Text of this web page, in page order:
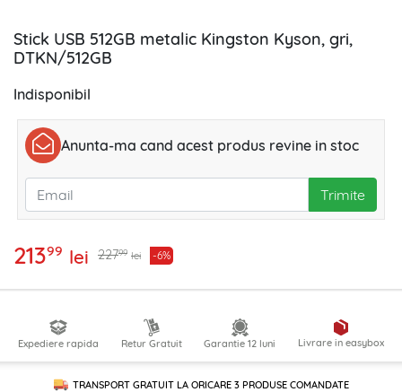
Stick USB 512GB metalic Kingston Kyson, gri,
DTKN/512GB
Indisponibil
Anunta-ma cand acest produs revine in stoc
Trimite
21399 lei 22799 lei -6%
Expediere rapida Retur Gratuit Garantie 12 luni Livrare in easybox
TRANSPORT GRATUIT LA ORICARE 3 PRODUSECOMANDATE